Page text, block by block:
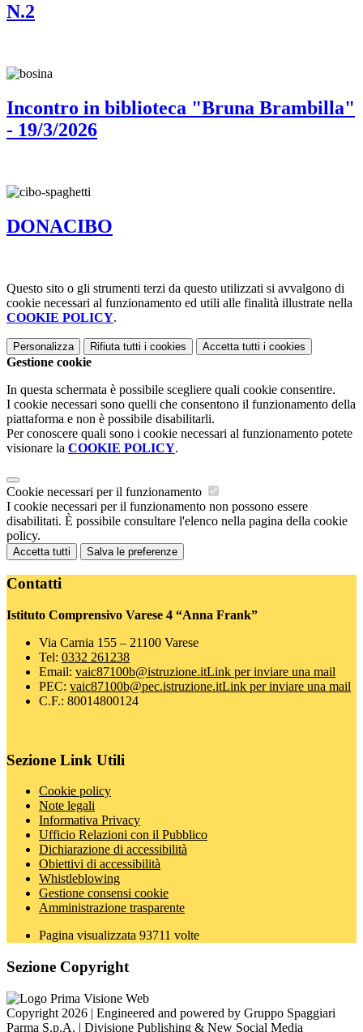
N.2
Incontro in biblioteca "Bruna Brambilla"
- 19/3/2026
DONACIBO
Questo sito o gli strumenti terzi da questo utilizzati si avvalgono di
cookie necessari al funzionamento ed utili alle finalità illustrate nella
COOKIE POLICY.
Personalizza Rifiuta tutti i cookies Accetta tutti i cookies
Gestione cookie
In questa schermata è possibile scegliere quali cookie consentire.
I cookie necessari sono quelli che consentono il funzionamento della
piattaforma e non è possibile disabilitarli.
Per conoscere quali sono i cookie necessari al funzionamento potete
visionare la COOKIE POLICY.
Cookie necessari per il funzionamento
I cookie necessari per il funzionamento non possono essere
disabilitati. È possibile consultare l'elenco nella pagina della cookie
policy.
Accetta tutti Salva le preferenze
Contatti
Istituto Comprensivo Varese 4 “Anna Frank”
Via Carnia 155 – 21100 Varese
Tel: 0332 261238
Email: vaic87100b@istruzione.itLink per inviare una mail
PEC: vaic87100b@pec.istruzione.itLink per inviare una mail
C.F.: 80014800124
Sezione Link Utili
Cookie policy
Note legali
Informativa Privacy
Ufficio Relazioni con il Pubblico
Dichiarazione di accessibilità
Obiettivi di accessibilità
Whistleblowing
Gestione consensi cookie
Amministrazione trasparente
Pagina visualizzata 93711 volte
Sezione Copyright
Copyright 2026 | Engineered and powered by Gruppo Spaggiari
Parma S.p.A. | Divisione Publishing & New Social Media